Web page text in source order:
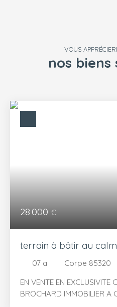
VOUS
nos biens
28 000 €
terrain à bâtir au
07 a
Corpe 85320
EN VENTE EN EXCLUSIVITE
BROCHARD IMMOBILIER